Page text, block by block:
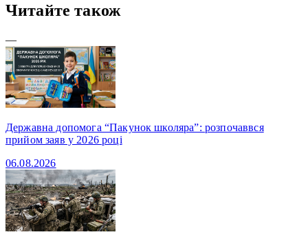
Читайте також
—
Державна допомога “Пакунок школяра”: розпочаввся
прийом заяв у 2026 році
06.08.2026